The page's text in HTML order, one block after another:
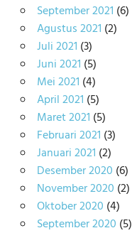
September 2021 (6)
Agustus 2021 (2)
Juli 2021 (3)
Juni 2021 (5)
Mei 2021 (4)
April 2021 (5)
Maret 2021 (5)
Februari 2021 (3)
Januari 2021 (2)
Desember 2020 (6)
November 2020 (2)
Oktober 2020 (4)
September 2020 (5)